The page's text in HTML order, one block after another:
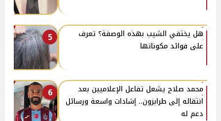
5
هل يختفي الشيب بهذه الوصفة؟ تعرف
على فوائد مكوناتها
6
محمد صلاح يشعل تفاعل الإعلاميين بعد
انتقاله إلى طرابزون.. إشادات واسعة ورسائل
دعم له